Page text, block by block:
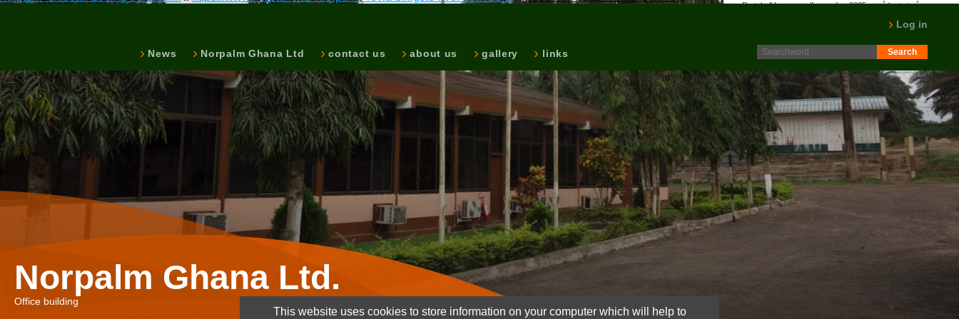
News Norpalm Ghana Ltd contact us about us gallery links
Log in
Protokoll fra generalforsamling 2025 er nå lagt ut på
Norpalm Ghana Ltd.
Office building
This website uses cookies to store information on your computer which will help to